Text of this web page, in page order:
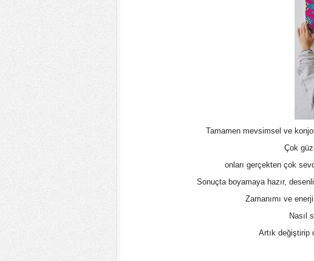
Tamamen mevsimsel ve
Çok
onları gerçekten çok
Sonuçta boyamaya hazır,
Zamanımı ve
Nasıl
Artık değiştirip